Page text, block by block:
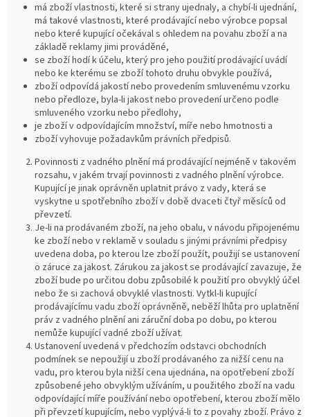
má zboží vlastnosti, které si strany ujednaly, a chybí-li ujednání,
má takové vlastnosti, které prodávající nebo výrobce popsal
nebo které kupující očekával s ohledem na povahu zboží a na
základě reklamy jimi prováděné,
se zboží hodí k účelu, který pro jeho použití prodávající uvádí
nebo ke kterému se zboží tohoto druhu obvykle používá,
zboží odpovídá jakostí nebo provedením smluvenému vzorku
nebo předloze, byla-li jakost nebo provedení určeno podle
smluveného vzorku nebo předlohy,
je zboží v odpovídajícím množství, míře nebo hmotnosti a
zboží vyhovuje požadavkům právních předpisů.
Povinnosti z vadného plnění má prodávající nejméně v takovém
rozsahu, v jakém trvají povinnosti z vadného plnění výrobce.
Kupující je jinak oprávněn uplatnit právo z vady, která se
vyskytne u spotřebního zboží v době dvaceti čtyř měsíců od
převzetí.
Je-li na prodávaném zboží, na jeho obalu, v návodu připojenému
ke zboží nebo v reklamě v souladu s jinými právními předpisy
uvedena doba, po kterou lze zboží použít, použijí se ustanovení
o záruce za jakost. Zárukou za jakost se prodávající zavazuje, že
zboží bude po určitou dobu způsobilé k použití pro obvyklý účel
nebo že si zachová obvyklé vlastnosti. Vytkl-li kupující
prodávajícímu vadu zboží oprávněně, neběží lhůta pro uplatnění
práv z vadného plnění ani záruční doba po dobu, po kterou
nemůže kupující vadné zboží užívat.
Ustanovení uvedená v předchozím odstavci obchodních
podmínek se nepoužijí u zboží prodávaného za nižší cenu na
vadu, pro kterou byla nižší cena ujednána, na opotřebení zboží
způsobené jeho obvyklým užíváním, u použitého zboží na vadu
odpovídající míře používání nebo opotřebení, kterou zboží mělo
při převzetí kupujícím, nebo vyplývá-li to z povahy zboží. Právo z